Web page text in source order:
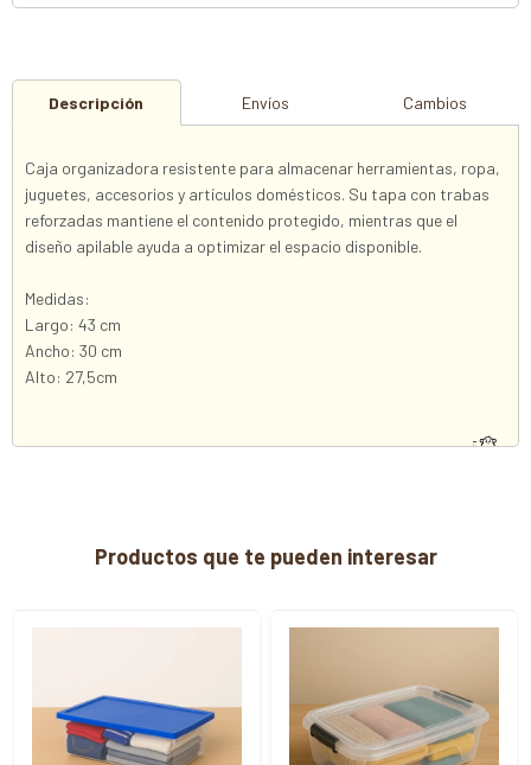
Descripción Envíos Cambios
Caja organizadora resistente para almacenar herramientas, ropa,
juguetes, accesorios y artículos domésticos. Su tapa con trabas
reforzadas mantiene el contenido protegido, mientras que el
diseño apilable ayuda a optimizar el espacio disponible.
Medidas:
Largo: 43 cm
Ancho: 30 cm
Alto: 27,5cm
Productos que te pueden interesar